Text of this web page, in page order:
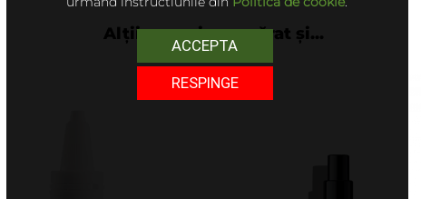
Alții au mai cumpărat și...
ACCEPTA
RESPINGE